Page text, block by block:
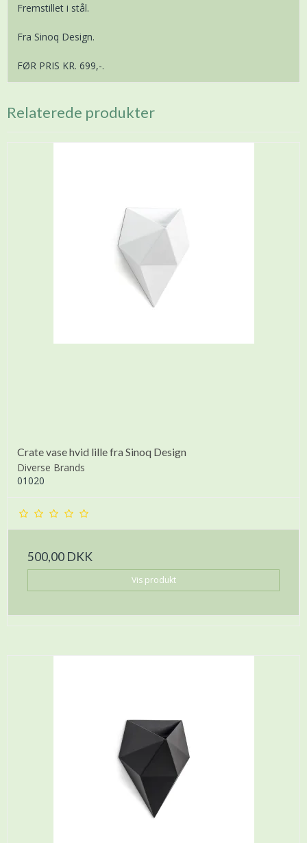
Fremstillet i stål.
Fra Sinoq Design.
FØR PRIS KR. 699,-.
Relaterede produkter
Crate vase hvid lille fra Sinoq Design
Diverse Brands
01020
500,00 DKK
Vis produkt